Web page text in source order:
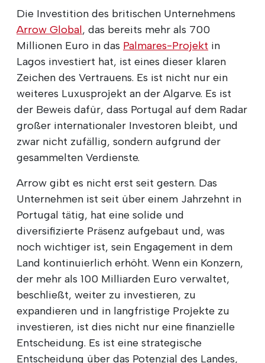
Die Investition des britischen Unternehmens
Arrow Global, das bereits mehr als 700
Millionen Euro in das Palmares-Projekt in
Lagos investiert hat, ist eines dieser klaren
Zeichen des Vertrauens. Es ist nicht nur ein
weiteres Luxusprojekt an der Algarve. Es ist
der Beweis dafür, dass Portugal auf dem Radar
großer internationaler Investoren bleibt, und
zwar nicht zufällig, sondern aufgrund der
gesammelten Verdienste.
Arrow gibt es nicht erst seit gestern. Das
Unternehmen ist seit über einem Jahrzehnt in
Portugal tätig, hat eine solide und
diversifizierte Präsenz aufgebaut und, was
noch wichtiger ist, sein Engagement in dem
Land kontinuierlich erhöht. Wenn ein Konzern,
der mehr als 100 Milliarden Euro verwaltet,
beschließt, weiter zu investieren, zu
expandieren und in langfristige Projekte zu
investieren, ist dies nicht nur eine finanzielle
Entscheidung. Es ist eine strategische
Entscheidung über das Potenzial des Landes,